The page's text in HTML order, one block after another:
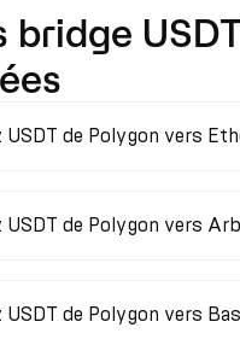
bridge
USDT de Polygon vers
USDT de Polygon vers
USDT de Polygon vers